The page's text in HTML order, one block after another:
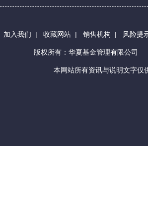
加入我们 | 收藏网站 | 销售机构 | 风险提
版权所有：华夏基金管理有限公司
本网站所有资讯与说明文字仅